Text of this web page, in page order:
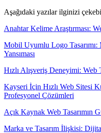
Aşağıdaki yazılar ilginizi
Anahtar Kelime Araştırması:
Mobil Uyumlu Logo Tasarımı:
Yansıması
Hızlı Alışveriş Deneyimi: Web
Kayseri İçin Hızlı Web Sitesi
Profesyonel Çözümleri
Açık Kaynak Web Tasarımın
Marka ve Tasarım İlişkisi: